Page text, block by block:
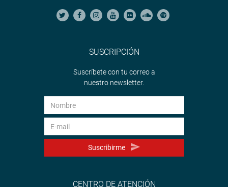
SUSCRIPCIÓN
Suscríbete con tu correo a
nuestro newsletter.
Suscribirme
CENTRO DE ATENCIÓN